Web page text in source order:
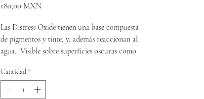
180,00 MXNPrecio
Las Distress Oxide tienen una base compuesta
de pigmentos y tinte, y, además reaccionan al
agua. Visible sobre superficies oscuras como
múltiples capas una encima de otra sin que
los colores se mezclen (si la capa anterior está
Cantidad *